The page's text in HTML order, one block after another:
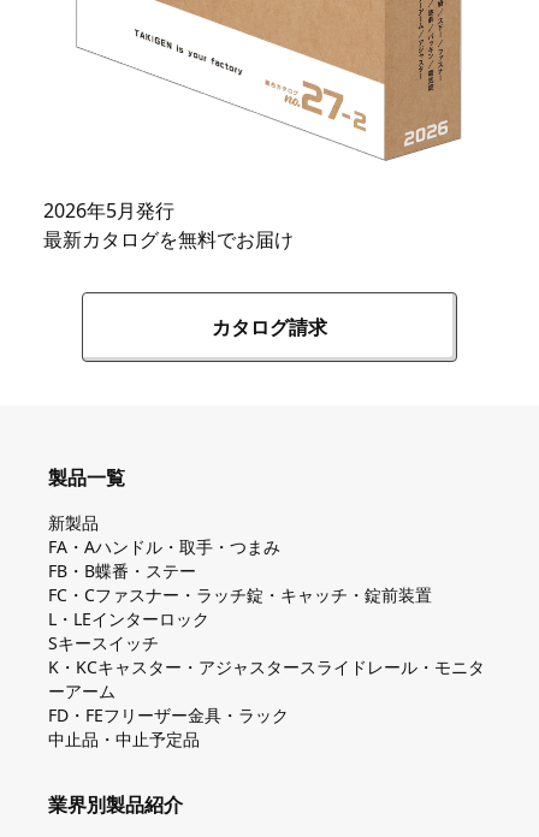
2026年5月発行
最新カタログを無料でお届け
カタログ請求
製品一覧
新製品
FA・Aハンドル・取手・つまみ
FB・B蝶番・ステー
FC・Cファスナー・ラッチ錠・キャッチ・錠前装置
L・LEインターロック
Sキースイッチ
K・KCキャスター・アジャスタースライドレール・モニタ
ーアーム
FD・FEフリーザー金具・ラック
中止品・中止予定品
業界別製品紹介